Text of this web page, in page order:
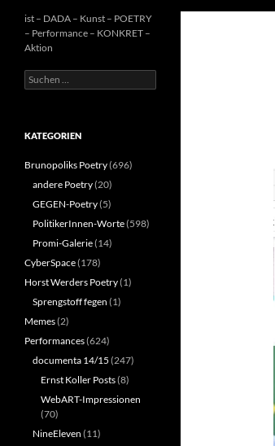
ist – DADA – Kunst – POETRY
– Performance – KONKRET –
Aktion
Suchen
nach:
KATEGORIEN
Brunopoliks Poetry(696)
andere Poetry(20)
GEGEN-Poetry(5)
PolitikerInnen-Worte(598)
Promi-Galerie(14)
CyberSpace(178)
Horst Werders Poetry(1)
Sprengstoff fegen (1)
Memes(2)
Performances(624)
documenta 14/15 (247)
Ernst Koller Posts(8)
WebART-Impressionen
(70)
NineEleven (11)